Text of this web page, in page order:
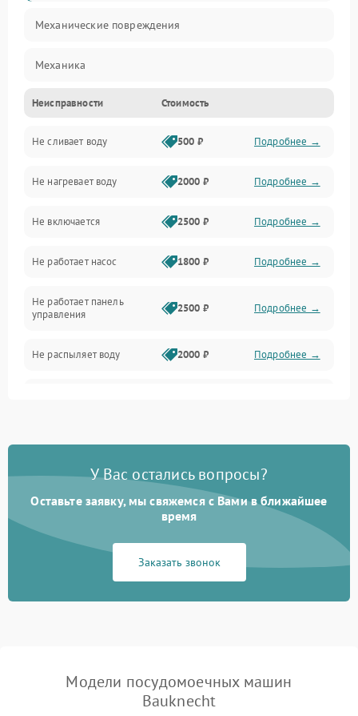
Механические повреждения
Механика
Управление
Электропитание
Датчики
Нагрев
Вода
Гигиена
Программное обеспечение
Неисправности Стоимость
Не сливает воду 500 ₽ Подробнее →
Не нагревает воду 2000 ₽ Подробнее →
Не включается 2500 ₽ Подробнее →
Не работает насос 1800 ₽ Подробнее →
Не работает панель
управления
2500 ₽ Подробнее →
Не распыляет воду 2000 ₽ Подробнее →
Проблемы с набором
Не работает сушилка 2100 ₽ Подробнее →
Сбои в работе таймера 1700 ₽
У Вас остались вопросы?
Оставьте заявку, мы свяжемся с Вами в ближайшее
время
Заказать звонок
Модели посудомоечных машин
Bauknecht